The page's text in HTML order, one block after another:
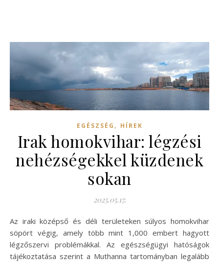
EGÉSZSÉG , HÍREK
Irak homokvihar: légzési
nehézségekkel küzdenek
sokan
2025.05.17.
Az iraki középső és déli területeken súlyos homokvihar
söpört végig, amely több mint 1,000 embert hagyott
légzőszervi problémákkal. Az egészségügyi hatóságok
tájékoztatása szerint a Muthanna tartományban legalább